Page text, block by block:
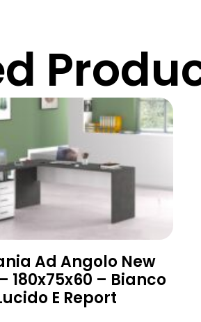
Ad Angolo New
180x75x60 – Bianco
E Report